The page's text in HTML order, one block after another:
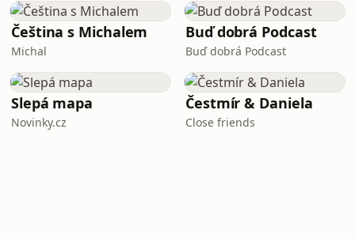
Čeština s Michalem
Michal
Buď dobrá Podcast
Buď dobrá Podcast
Slepá mapa
Novinky.cz
Čestmír & Daniela
Close friends